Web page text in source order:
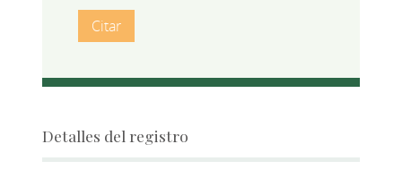
Citar
Detalles del registro